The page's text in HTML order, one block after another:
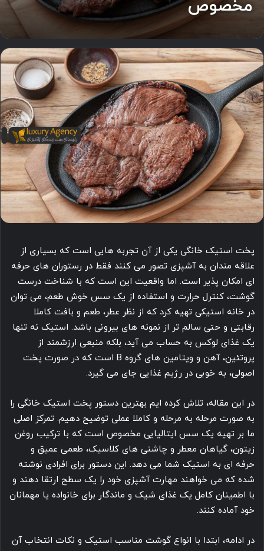
مخصوص
پخت استیک خانگی یکی از آن تجربه هایی است که بسیاری از
علاقه مندان به آشپزی تصور می کنند فقط در رستوران های حرفه
ای امکان پذیر است. اما واقعیت این است که با شناخت درست
گوشت، کنترل حرارت و استفاده از یک سس خوش طعم، می توان
در خانه استیکی تهیه کرد که از نظر عطر، طعم و بافت کاملا
رقابتی و حتی سالم تر از نمونه های بیرونی باشد. استیک نه تنها
یک غذای لوکس به حساب می آید، بلکه منبعی ارزشمند از
پروتئین، آهن و ویتامین های گروه B است که در صورت پخت
اصولی، به خوبی در رژیم غذایی جای می گیرد.
در این مقاله، تلاش کرده ایم بهترین دستور پخت استیک خانگی را
به صورت مرحله به مرحله و کاملا عملی توضیح دهیم. تمرکز اصلی
ما بر تهیه یک سس ایتالیایی مخصوص است که با ترکیب روغن
زیتون، گیاهان معطر و چاشنی های کلاسیک، طعمی عمیق و
حرفه ای به استیک شما می دهد. این دستور برای افرادی نوشته
شده که می خواهند مهارت آشپزی خود را یک سطح ارتقا دهند و
با اطمینان کامل یک غذای شیک و ماندگار برای خانواده یا مهمانان
خود آماده کنند.
در ادامه، ابتدا با انواع گوشت مناسب استیک و نکات انتخاب آن